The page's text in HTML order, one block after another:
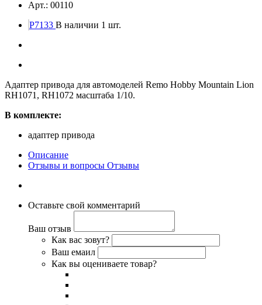
Арт.: 00110
P7133 В наличии 1 шт.
Адаптер привода для автомоделей Remo Hobby Mountain Lion
RH1071, RH1072 масштаба 1/10.
В комплекте:
адаптер привода
Описание
Отзывы и вопросы Отзывы
Оставьте свой комментарий
Ваш отзыв
Как вас зовут?
Ваш емаил
Как вы оцениваете товар?